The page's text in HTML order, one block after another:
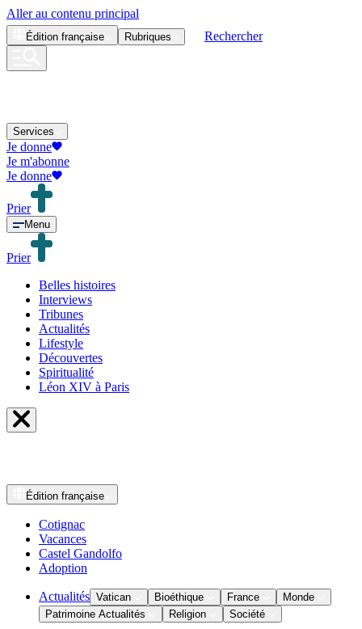
Aller au contenu principal
Édition française Rubriques Rechercher
Services
Je donne
Je m'abonne
Je donne
Prier
Menu
Prier
Belles histoires
Interviews
Tribunes
Actualités
Lifestyle
Découvertes
Spiritualité
Léon XIV à Paris
Édition française
Cotignac
Vacances
Castel Gandolfo
Adoption
Actualités Vatican Bioéthique France
Monde
Patrimoine Actualités
Religion Société